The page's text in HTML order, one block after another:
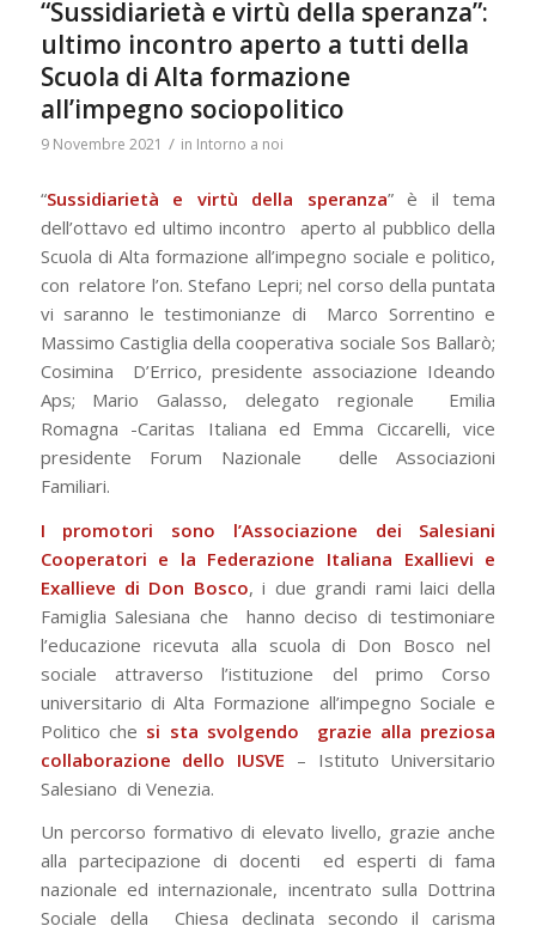
“Sussidiarietà e virtù della speranza”:
ultimo incontro aperto a tutti della
Scuola di Alta formazione
all’impegno sociopolitico
9 Novembre 2021 / in Intorno a noi
“Sussidiarietà e virtù della speranza” è il tema
dell’ottavo ed ultimo incontro aperto al pubblico della
Scuola di Alta formazione all’impegno sociale e politico,
con relatore l’on. Stefano Lepri; nel corso della puntata
vi saranno le testimonianze di Marco Sorrentino e
Massimo Castiglia della cooperativa sociale Sos Ballarò;
Cosimina D’Errico, presidente associazione Ideando
Aps; Mario Galasso, delegato regionale Emilia
Romagna -Caritas Italiana ed Emma Ciccarelli, vice
presidente Forum Nazionale delle Associazioni
Familiari.
I promotori sono l’Associazione dei Salesiani
Cooperatori e la Federazione Italiana Exallievi e
Exallieve di Don Bosco, i due grandi rami laici della
Famiglia Salesiana che hanno deciso di testimoniare
l’educazione ricevuta alla scuola di Don Bosco nel
sociale attraverso l’istituzione del primo Corso
universitario di Alta Formazione all’impegno Sociale e
Politico che si sta svolgendo grazie alla preziosa
collaborazione dello IUSVE – Istituto Universitario
Salesiano di Venezia.
Un percorso formativo di elevato livello, grazie anche
alla partecipazione di docenti ed esperti di fama
nazionale ed internazionale, incentrato sulla Dottrina
Sociale della Chiesa declinata secondo il carisma